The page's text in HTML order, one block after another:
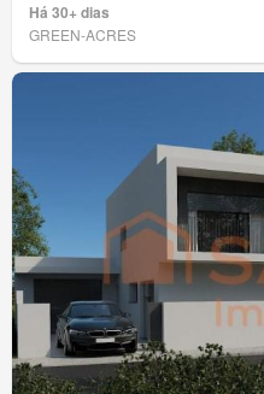
Há 30+ dias
GREEN-ACRES